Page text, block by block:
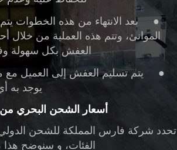
●
بعد الانتهاء من هذه الخطوات
الموانئ، وتتم هذه العملية من خلال
العفش بكل سهولة
●
يتم تسليم العفش إلى العميل مع
يوجد به
أسعار الشحن البحري من
تحدد شركة فارس المملكة للشحن
الفئات، و سنوضح هذا